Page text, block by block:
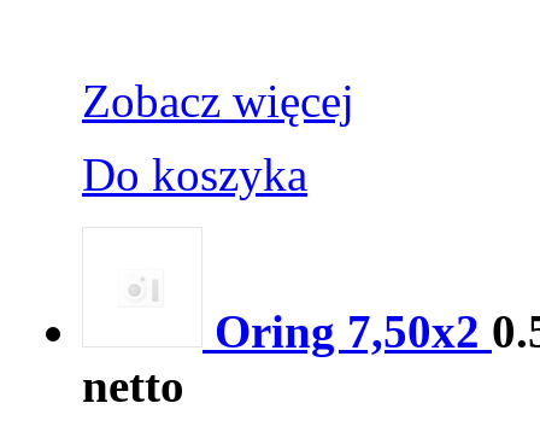
Zobacz więcej
Do koszyka
Oring 7,50x2
netto